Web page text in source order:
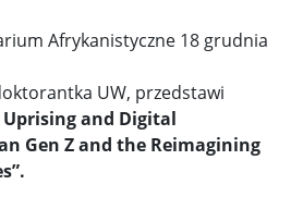
Afrykanistyczne 18 grudnia
UW, przedstawi
Uprising and Digital
Gen Z and the Reimagining